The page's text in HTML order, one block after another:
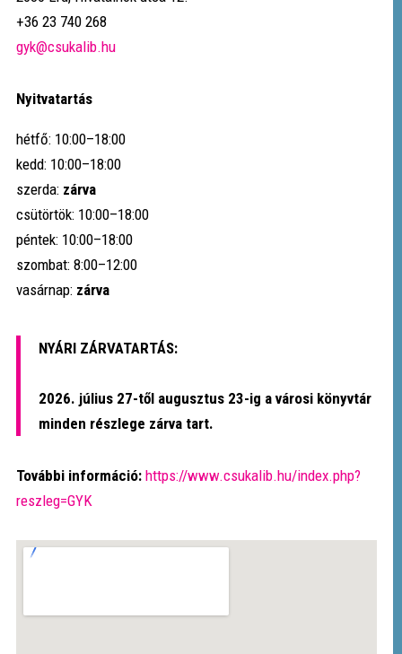
+36 23 740 268
gyk@csukalib.hu
Nyitvatartás
hétfő: 10:00–18:00
kedd: 10:00–18:00
szerda: zárva
csütörtök: 10:00–18:00
péntek: 10:00–18:00
szombat: 8:00–12:00
vasárnap: zárva
NYÁRI ZÁRVATARTÁS:
2026. július 27-től augusztus 23-ig a városi könyvtár
minden részlege zárva tart.
További információ: https://www.csukalib.hu/index.php?
reszleg=GYK